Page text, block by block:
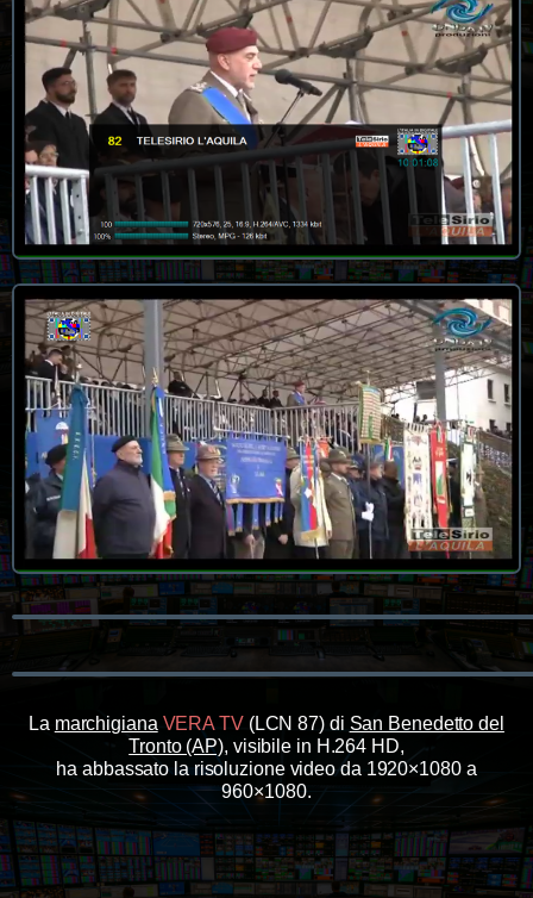
La marchigiana VERA TV(LCN 87) di San Benedetto del
Tronto (AP), visibile in H.264 HD,
ha abbassato la risoluzione video da 1920×1080 a
960×1080.